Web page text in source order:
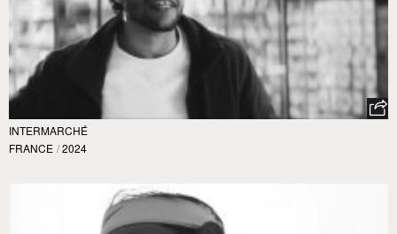
INTERMARCHÉ
FRANCE / 2024